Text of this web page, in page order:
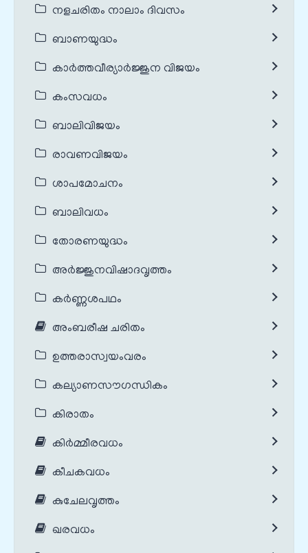
നളചരിതം നാലാം ദിവസം
ബാണയുദ്ധം
കാർത്തവീര്യാർജ്ജുന വിജയം
കംസവധം
ബാലിവിജയം
രാവണവിജയം
ശാപമോചനം
ബാലിവധം
തോരണയുദ്ധം
അർജ്ജുനവിഷാദവൃത്തം
കർണ്ണശപഥം
അംബരീഷ ചരിതം
ഉത്തരാസ്വയംവരം
കല്യാണസൗഗന്ധികം
കിരാതം
കിർമ്മീരവധം
കീചകവധം
കുചേലവൃത്തം
ഖരവധം